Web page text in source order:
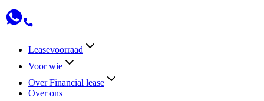
Leasevoorraad
Voor wie
Over Financial lease
Over ons